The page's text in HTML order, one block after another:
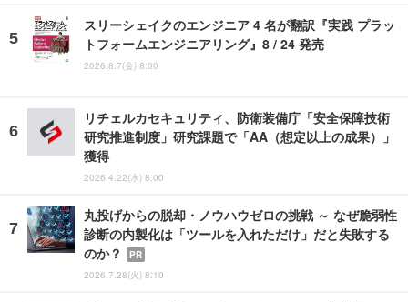
スリーシェイクのエンジニア 4 名が翻訳『実践 プラッ
トフォームエンジニアリング』8 / 24 発売
2026.8.7(金) 8:00
リチェルカセキュリティ、防衛装備庁「安全保障技術
研究推進制度」研究課題で「AA（想定以上の成果）」
獲得
2026.4.22(水) 8:00
丸投げからの脱却・ノウハウゼロの挑戦 ～ なぜ脆弱性
診断の内製化は「ツールを入れただけ」だと失敗する
のか？
PR
2026.7.28(火) 8:10